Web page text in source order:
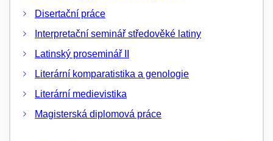
Disertační práce
Interpretační seminář středověké latiny
Latinský proseminář II
Literární komparatistika a genologie
Literární medievistika
Magisterská diplomová práce